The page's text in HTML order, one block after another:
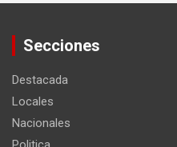
Secciones
Destacada
Locales
Nacionales